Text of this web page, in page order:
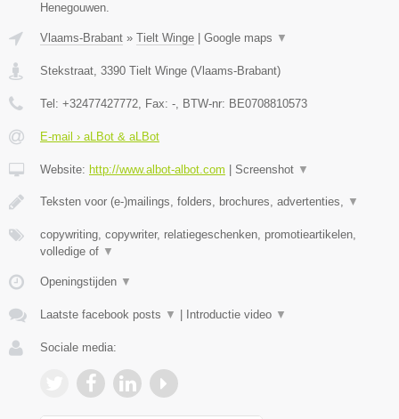
Henegouwen.
Vlaams-Brabant » Tielt Winge Google maps ▼
Stekstraat, 3390 Tielt Winge (Vlaams-Brabant)
Tel: +32477427772, Fax: -, BTW-nr: BE0708810573
E-mail › aLBot & aLBot
Website: http://www.albot-albot.com Screenshot ▼
Teksten voor (e-)mailings, folders, brochures, advertenties, ▼
copywriting, copywriter, relatiegeschenken, promotieartikelen,
volledige of ▼
Openingstijden ▼
Laatste facebook posts ▼ Introductie video ▼
Sociale media: